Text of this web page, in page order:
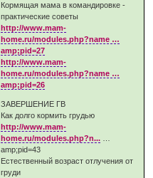
Кормящая мама в командировке -
практические советы
http://www.mam-
home.ru/modules.php?name …
amp;pid=27
http://www.mam-
home.ru/modules.php?name …
amp;pid=26
ЗАВЕРШЕНИЕ ГВ
Как долго кормить грудью
http://www.mam-
home.ru/modules.php?n...
amp;pid=43
Естественный возраст отлучения от
груди